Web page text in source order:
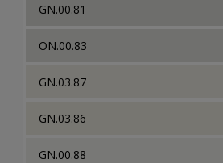
GN.00.81
ON.00.83
GN.03.87
GN.03.86
GN.00.88